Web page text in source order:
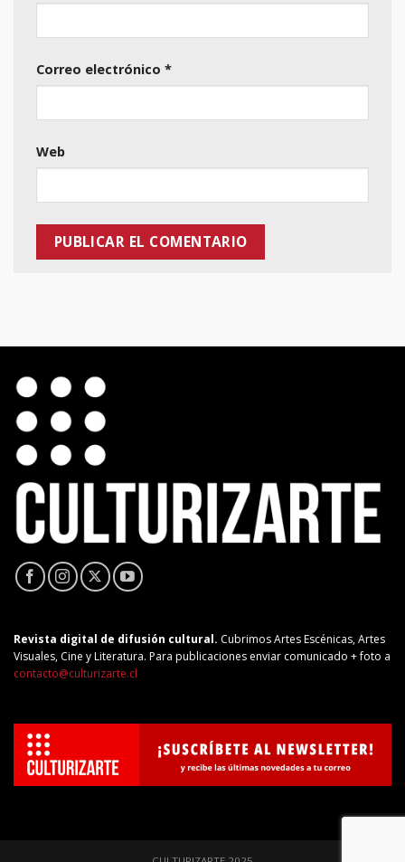
Correo electrónico *
Web
Revista digital de difusión cultural. Cubrimos Artes Escénicas, Artes
Visuales, Cine y Literatura. Para publicaciones enviar comunicado + foto a
contacto@culturizarte.cl